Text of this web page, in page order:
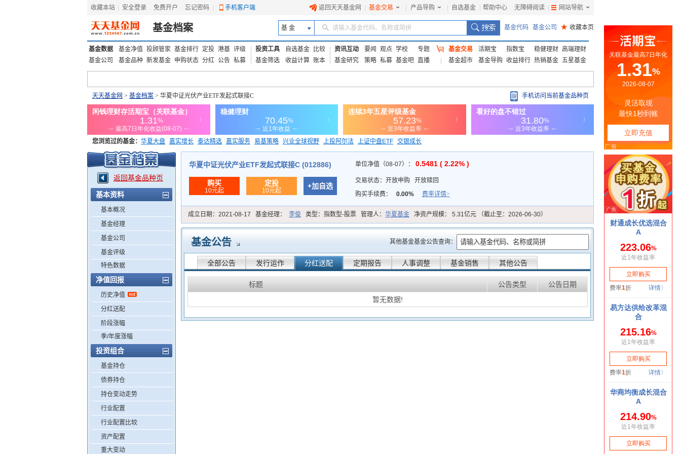
收藏本站 安全登录 免费开户 忘记密码 手机客户端 返回天天基金网 基金交易 产品导购 自选基金 帮助中心 无障碍阅读 网站导航
基金档案 基 金 请输入基金代码、名称或简拼 基金代码 基金公司 ★ 收藏本页
基金数据 基金净值 投顾管家 基金排行 定投 港基 评级
基金公司
基金品种 新发基金 申购状态 分红 公告 私募
投资工具 自选基金
比较
基金筛选
收益计算 账本
资讯互动 要闻 观点 学校
专题
基金研究
策略 私募 基金吧 直播
基金交易 活期宝 指数宝 稳健理财 高端理财
基金超市
基金导购 收益排行 热销基金 五星基金
天天基金网 > 基金档案 > 华夏中证光伏产业ETF发起式联接C 手机访问当前基金品种页
您浏览过的基金： 华夏大盘 嘉实增长 泰达精选 嘉实服务 易基策略 兴业全球视野 上投阿尔法 上证中盘ETF 交银成长
添富优势 华安宏利 上证180价值ETF
返回基金品种页
基本资料
基本概况
基金经理
基金公司
基金评级
特色数据
净值回报
历史净值
分红送配
阶段涨幅
季/年度涨幅
投资组合
基金持仓
债券持仓
持仓变动走势
行业配置
行业配置比较
资产配置
重大变动
华夏中证光伏产业ETF发起式联接C (012886)
购买
10元起
定投
10元起
+加自选
单位净值（08-07）： 0.5481 ( 2.22% )
交易状态： 开放申购
开放赎回
购买手续费：
0.00% 费率详情>
成立日期： 2021-08-17 基金经理： 李俊 类型： 指数型-股票 管理人： 华夏基金 净资产规模： 5.31亿元 （截止至：2026-06-30）
基金公告 其他基金基金公告查询：
全部公告 发行运作 分红送配 定期报告 人事调整 基金销售 其他公告
标题 公告类型
公告日期
暂无数据!